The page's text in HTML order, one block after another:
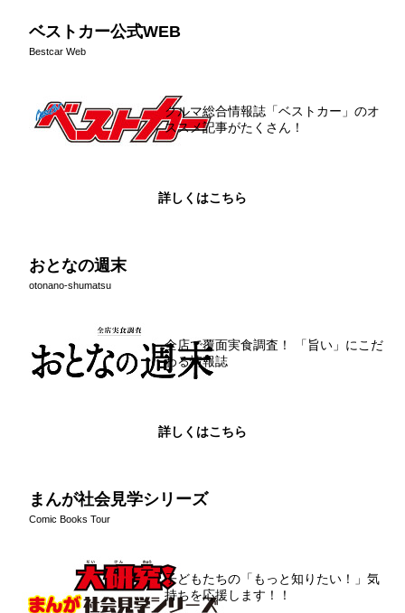
ベストカー公式WEB
Bestcar Web
クルマ総合情報誌「ベストカー」のオ
ススメ記事がたくさん！
詳しくはこちら
おとなの週末
otonano-shumatsu
全店で覆面実食調査！ 「旨い」にこだ
わる情報誌
詳しくはこちら
まんが社会見学シリーズ
Comic Books Tour
子どもたちの「もっと知りたい！」気
持ちを応援します！！